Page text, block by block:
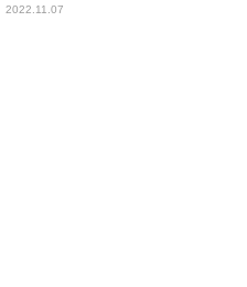
ストレートに……」
2022.11.07